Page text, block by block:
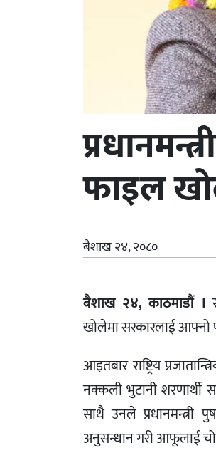
फाइल
बैशाख २४,
बैशाख २४, काठमाडौं ।
खोलेमा सरकारलाई आफ्नो
आइतबार राष्ट्रिय
नक्कली भुटानी शरणार्थी
साथै उनले प्रधानमन्त्री
अनुसन्धान गरी आफूलाई